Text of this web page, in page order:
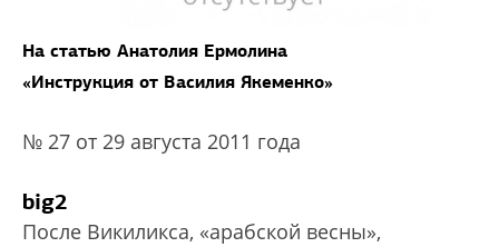
На статью Анатолия Ермолина
«Инструкция от Василия Якеменко»
№ 27 от 29 августа 2011 года
big2
После Викиликса, «арабской весны»,